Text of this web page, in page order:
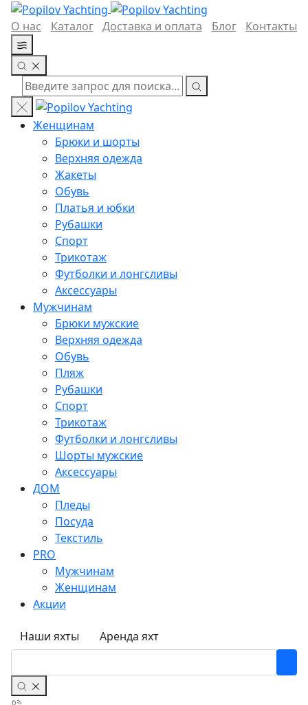
О нас Каталог Доставка и оплата Блог Контакты
Женщинам
Брюки и шорты
Верхняя одежда
Жакеты
Обувь
Платья и юбки
Рубашки
Спорт
Трикотаж
Футболки и лонгсливы
Аксессуары
Мужчинам
Брюки мужские
Верхняя одежда
Обувь
Пляж
Рубашки
Спорт
Трикотаж
Футболки и лонгсливы
Шорты мужские
Аксессуары
ДОМ
Пледы
Посуда
Текстиль
PRO
Мужчинам
Женщинам
Акции
Наши яхты Аренда яхт